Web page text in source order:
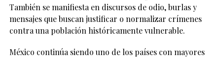
También se manifiesta en discursos de odio, burlas y
mensajes que buscan justificar o normalizar crímenes
contra una población históricamente vulnerable.
México continúa siendo uno de los países con mayores